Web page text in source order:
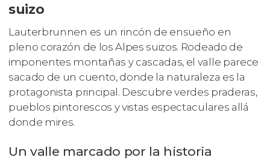
suizo
Lauterbrunnen es un rincón de ensueño en
pleno corazón de los Alpes suizos. Rodeado de
imponentes montañas y cascadas, el valle parece
sacado de un cuento, donde la naturaleza es la
protagonista principal. Descubre verdes praderas,
pueblos pintorescos y vistas espectaculares allá
donde mires.
Un valle marcado por la historia